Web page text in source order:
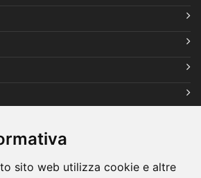
sito web utilizza cookie e altre